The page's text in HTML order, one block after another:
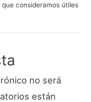
consideramos útiles
no será
están